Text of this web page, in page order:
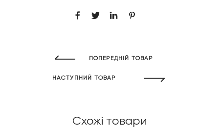
ПОПЕРЕДНІЙ ТОВАР
НАСТУПНИЙ ТОВАР
Схожі товари